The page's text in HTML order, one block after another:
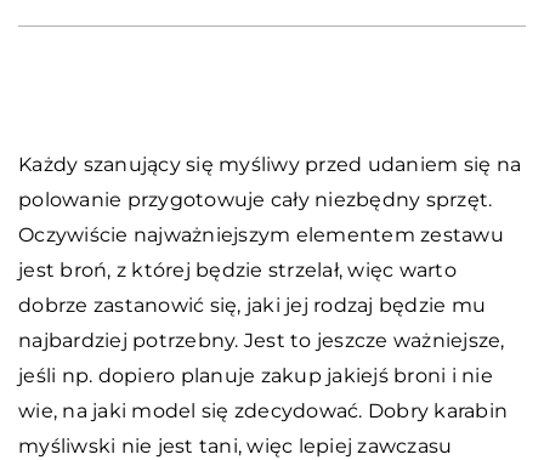
Każdy szanujący się myśliwy przed udaniem się na
polowanie przygotowuje cały niezbędny sprzęt.
Oczywiście najważniejszym elementem zestawu
jest broń, z której będzie strzelał, więc warto
dobrze zastanowić się, jaki jej rodzaj będzie mu
najbardziej potrzebny. Jest to jeszcze ważniejsze,
jeśli np. dopiero planuje zakup jakiejś broni i nie
wie, na jaki model się zdecydować. Dobry karabin
myśliwski nie jest tani, więc lepiej zawczasu